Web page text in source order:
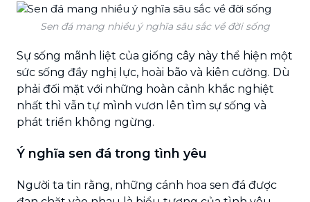
Sen đá mang nhiều ý nghĩa sâu sắc về đời sống
Sự sống mãnh liệt của giống cây này thể hiện một
sức sống đầy nghị lực, hoài bão và kiên cường. Dù
phải đối mặt với những hoàn cảnh khắc nghiệt
nhất thì vẫn tự mình vươn lên tìm sự sống và
phát triển không ngừng.
Ý nghĩa sen đá trong tình yêu
Người ta tin rằng, những cánh hoa sen đá được